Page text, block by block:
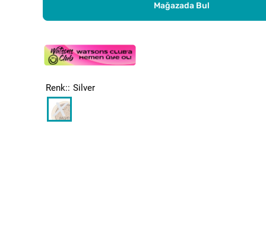
Renk: Silver
Mağazada Bul